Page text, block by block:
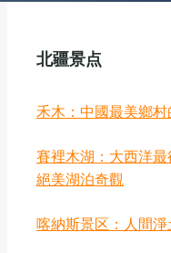
北疆景点
禾木：中國最美鄉
賽裡木湖：大西洋
絕美湖泊奇觀
喀納斯景区：人間